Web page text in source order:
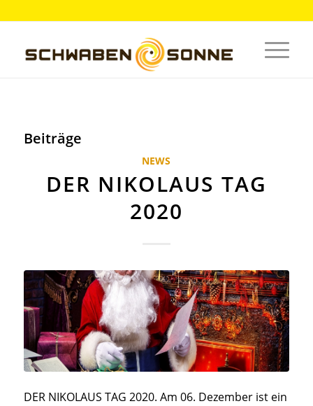
Beiträge
NEWS
DER NIKOLAUS TAG
2020
DER NIKOLAUS TAG 2020. Am 06. Dezember ist ein